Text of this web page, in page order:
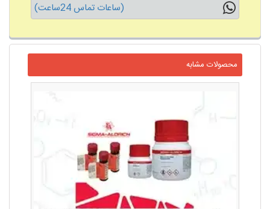
(ساعات تماس 24ساعت)
محصولات مشابه